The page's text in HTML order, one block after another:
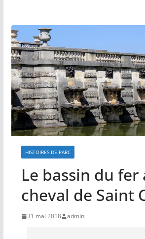
HISTOIRES DE PARC
Le bassin du fer
cheval de Saint
31 mai 2018 admin